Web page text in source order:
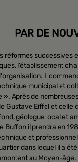
PAR DE
réformes successives
l’établissement
Il
municipal et
». Après de
Gustave Eiffel et celle
géologue local et
Buffon il prendra en
et
dans lequel il a
au Moyen-âge.